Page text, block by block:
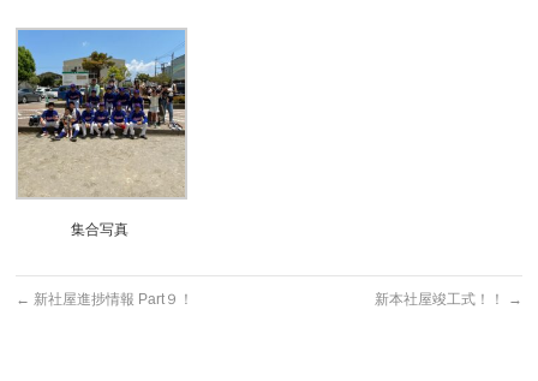
集合写真
← 新社屋進捗情報 Part９！ 新本社屋竣工式！！ →